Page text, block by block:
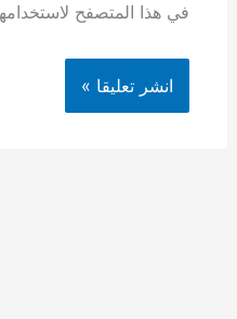
في هذا المتصفح